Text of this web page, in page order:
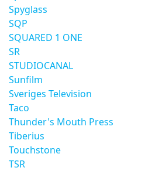
Spyglass
SQP
SQUARED 1 ONE
SR
STUDIOCANAL
Sunfilm
Sveriges Television
Taco
Thunder's Mouth Press
Tiberius
Touchstone
TSR